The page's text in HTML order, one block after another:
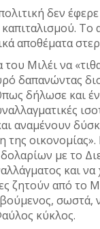
δεν
καπιταλισμού. Το
αποθέματα
Μιλέι να
δαπανώντας
δήλωσε και
αναμένουν
της
με το
και
ζητούν από το
σωστά,
κύκλος.